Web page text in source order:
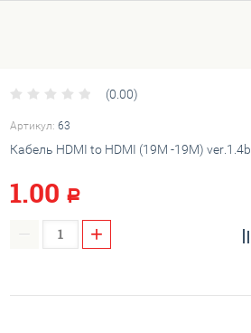
(0.00)
Артикул: 63
Кабель HDMI to HDMI (19M -19M) ver.1.4b
1.00 Р
− +